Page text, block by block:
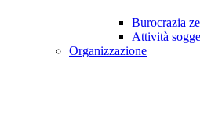
Burocrazia
Attività
Organizzazione